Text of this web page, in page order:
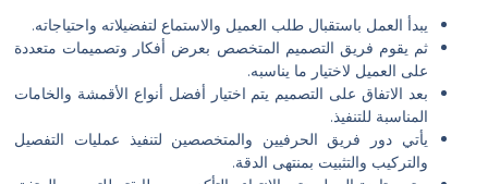
يبدأ العمل باستقبال طلب العميل والاستماع لتفضيلاته واحتياجاته.
ثم يقوم فريق التصميم المتخصص بعرض أفكار وتصميمات متعددة
على العميل لاختيار ما يناسبه.
بعد الاتفاق على التصميم يتم اختيار أفضل أنواع الأقمشة والخامات
المناسبة للتنفيذ.
يأتي دور فريق الحرفيين والمتخصصين لتنفيذ عمليات التفصيل
والتركيب والتثبيت بمنتهى الدقة.